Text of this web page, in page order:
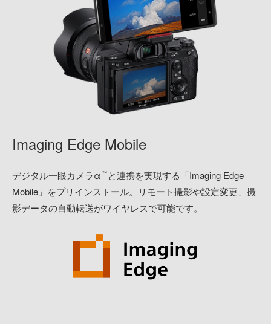
Imaging Edge Mobile
デジタル一眼カメラα ™ と連携を実現する「Imaging Edge
Mobile」をプリインストール。リモート撮影や設定変更、撮
影データの自動転送がワイヤレスで可能です。